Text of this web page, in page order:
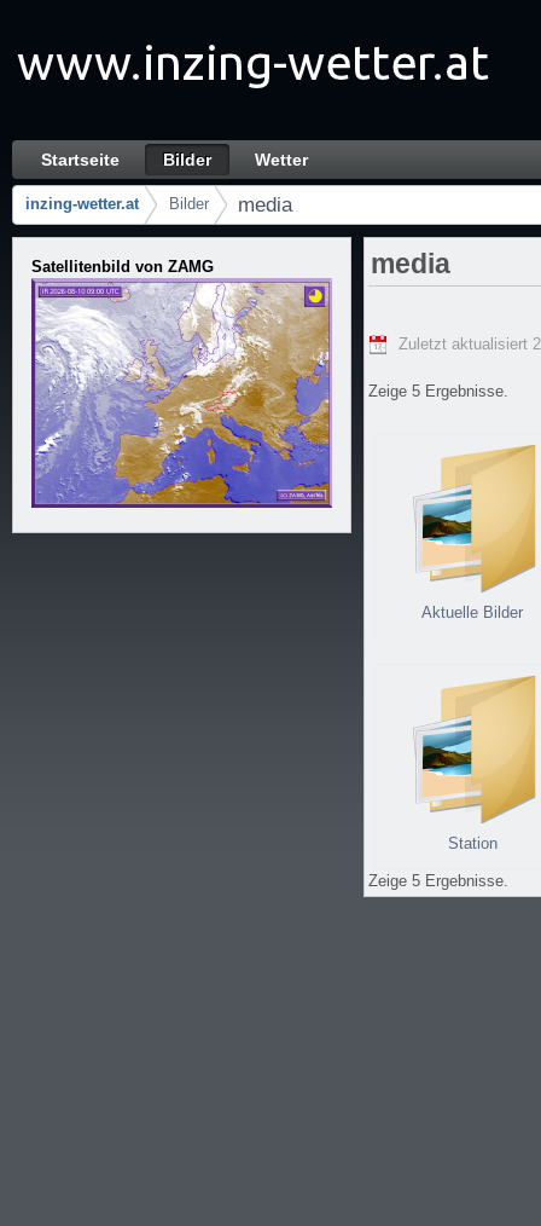
media - Bilder
Navigation
Startseite Bilder Wetter
Brotkrumen (Wo bin ich?)
inzing-wetter.at Bilder media
Satellitenbild von ZAMG media
Zuletzt aktualisiert
Zeige 5 Ergebnisse.
Aktuelle Bilder
Station
Zeige 5 Ergebnisse.